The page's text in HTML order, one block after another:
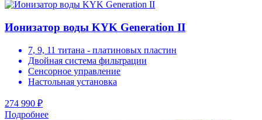
Ионизатор воды KYK Generation II
7, 9, 11 титана - платиновых пластин
Двойная система фильтрации
Сенсорное управление
Настольная установка
274 990 ₽
Подробнее